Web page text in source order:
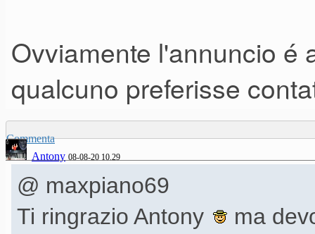
Ovviamente l'annuncio é
qualcuno preferisse
Commenta
Antony 08-08-20 10.29
@ maxpiano69
Ti ringrazio Antony
ma